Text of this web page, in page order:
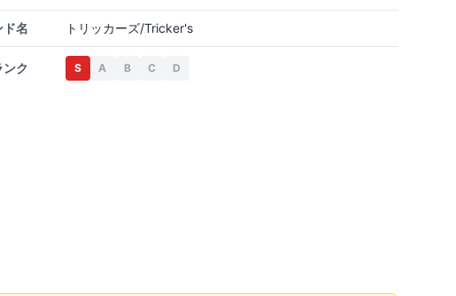
ド名 トリッカーズ/Tricker's
ク S A B C D